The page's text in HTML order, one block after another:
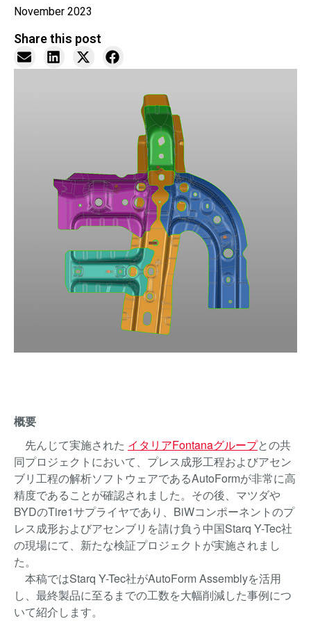
November 2023
Share this post
概要
先んじて実施された イタリアFontanaグループとの共
同プロジェクトにおいて、プレス成形工程およびアセン
ブリ工程の解析ソフトウェアであるAutoFormが非常に高
精度であることが確認されました。その後、マツダや
BYDのTire1サプライヤであり、BiWコンポーネントのプ
レス成形およびアセンブリを請け負う中国Starq Y-Tec社
の現場にて、新たな検証プロジェクトが実施されまし
た。
本稿ではStarq Y-Tec社がAutoForm Assemblyを活用
し、最終製品に至るまでの工数を大幅削減した事例につ
いて紹介します。